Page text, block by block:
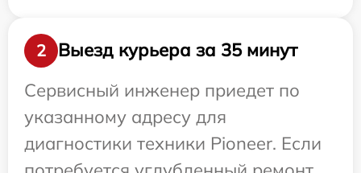
2
Выезд курьера за 35 минут
Сервисный инженер приедет по
указанному адресу для
диагностики техники Pioneer. Если